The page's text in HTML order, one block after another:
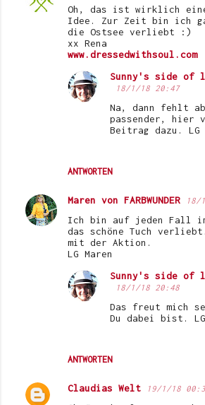
Oh, das ist wirklich
Idee. Zur Zeit bin ich
die Ostsee verliebt :)
xx Rena
www.dressedwithsoul.com
ANTWORTEN
Sunny's side of
18/1/18 20:47
Na, dann fehlt
passender, hier
Beitrag dazu. LG
Maren von FARBWUNDER 18/
Ich bin auf jeden Fall
das schöne Tuch
mit der Aktion.
LG Maren
ANTWORTEN
Sunny's side of
18/1/18 20:48
Das freut mich
Du dabei bist. LG
Claudias Welt 19/1/18